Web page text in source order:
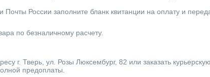
Производитель
Страна производитель
России заполните бланк квитанции на оплату и
по безналичному расчету.
г. Тверь, ул. Розы Люксембург, 82 или заказать
предоплаты.